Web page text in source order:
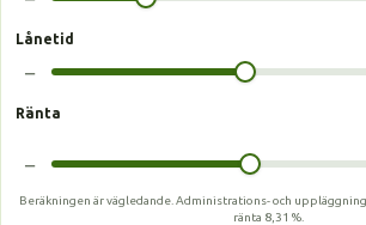
Lånetid
−
Ränta
−
Beräkningen är vägledande. Administrations- och
ränta 8,31 %.